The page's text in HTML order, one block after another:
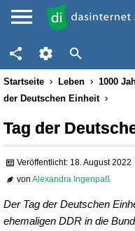
Startseite Leben 1000
der Deutschen Einheit
Tag der
Veröffentlicht: 18. August 2022
vonAlexandra Ingenpaß
Der Tag der Deutschen
ehemaligen DDR in die